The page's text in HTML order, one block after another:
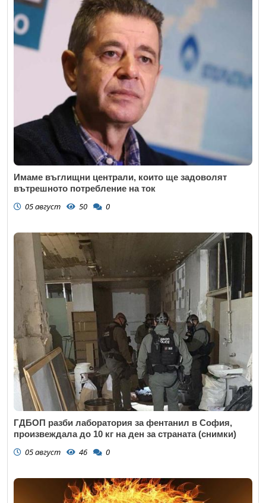
Имаме въглищни централи, които ще задоволят
вътрешното потребление на ток
05 август 50 0
ГДБОП разби лаборатория за фентанил в София,
произвеждала до 10 кг на ден за страната (снимки)
05 август 46 0